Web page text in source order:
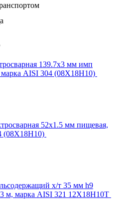
139.7х3 мм имп
AISI 304 (08Х18Н10)
52х1.5 мм пищевая,
(08Х18Н10)
х/т 35 мм h9
м, марка AISI 321 12Х18Н10Т